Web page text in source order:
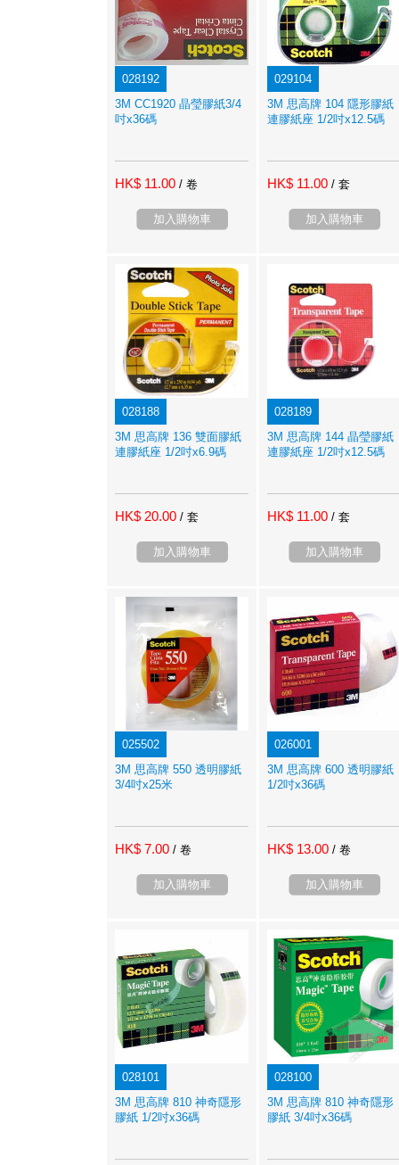
028192
3M CC1920 晶瑩膠紙3/4
吋x36碼
HK$ 11.00 / 卷
加入購物車
029104
3M 思高牌 104 隱形膠紙
連膠紙座 1/2吋x12.5碼
HK$ 11.00 / 套
加入購物車
028188
3M 思高牌 136 雙面膠紙
連膠紙座 1/2吋x6.9碼
HK$ 20.00 / 套
加入購物車
028189
3M 思高牌 144 晶瑩膠紙
連膠紙座 1/2吋x12.5碼
HK$ 11.00 / 套
加入購物車
025502
3M 思高牌 550 透明膠紙
3/4吋x25米
HK$ 7.00 / 卷
加入購物車
026001
3M 思高牌 600 透明膠紙
1/2吋x36碼
HK$ 13.00 / 卷
加入購物車
028101
3M 思高牌 810 神奇隱形
膠紙 1/2吋x36碼
028100
3M 思高牌 810 神奇隱形
膠紙 3/4吋x36碼